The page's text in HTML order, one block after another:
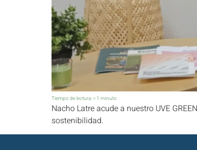
Tiempo de lectura:< 1 minuto
Nacho Latre acude a nuestro UVE
sostenibilidad.